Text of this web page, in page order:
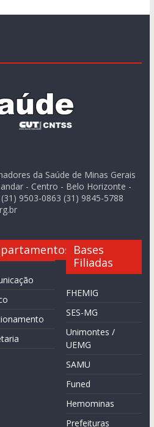
da Saúde de Minas Gerais
- Centro - Belo Horizonte -
9503-0863 (31) 9845-5788
Bases
Filiadas
FHEMIG
SES-MG
Unimontes /
UEMG
SAMU
Funed
Hemominas
Prefeituras